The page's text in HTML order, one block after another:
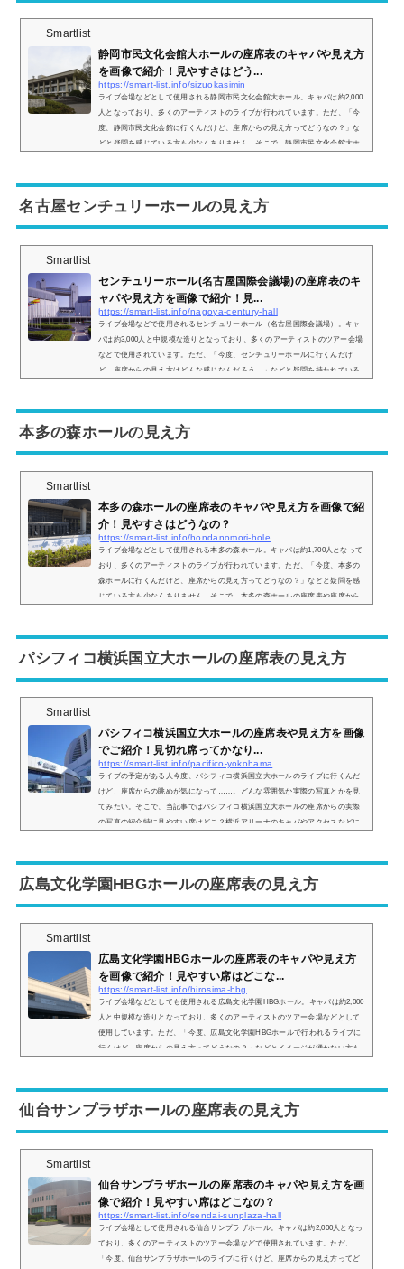
Smartlist
静岡市民文化会館大ホールの座席表のキャパや見え方
を画像で紹介！見やすさはどう...
https://smart-list.info/sizuokasimin
ライブ会場などとして使用される静岡市民文化会館大ホール。キャパは約2,000
人となっており、多くのアーティストのライブが行われています。ただ、「今
度、静岡市民文化会館に行くんだけど、座席からの見え方ってどうなの？」な
どと疑問を感じている方も少なくありません。そこで、静岡市民文化会館大ホ
は？静岡市民文化会館大ホールの座席表の画像は以下の通りです。座席は 1階
席 2...
名古屋センチュリーホールの見え方
Smartlist
センチュリーホール(名古屋国際会議場)の座席表のキ
ャパや見え方を画像で紹介！見...
https://smart-list.info/nagoya-century-hall
ライブ会場などで使用されるセンチュリーホール（名古屋国際会議場）。キャ
パは約3,000人と中規模な造りとなっており、多くのアーティストのツアー会場
などで使用されています。ただ、「今度、センチュリーホールに行くんだけ
ど、座席からの見え方はどんな感じなんだろう…」などと疑問を持たれている
チュリーホール（名古屋国際会議場）の座席表とキャパは？センチュリーホー
ルの座席...
本多の森ホールの見え方
Smartlist
本多の森ホールの座席表のキャパや見え方を画像で紹
介！見やすさはどうなの？
https://smart-list.info/hondanomori-hole
ライブ会場などとして使用される本多の森ホール。キャパは約1,700人となって
おり、多くのアーティストのライブが行われています。ただ、「今度、本多の
森ホールに行くんだけど、座席からの見え方ってどうなの？」などと疑問を感
じている方も少なくありません。そこで、本多の森ホールの座席表や座席から
ただ、...
パシフィコ横浜国立大ホールの座席表の見え方
Smartlist
パシフィコ横浜国立大ホールの座席表や見え方を画像
でご紹介！見切れ席ってかなり...
https://smart-list.info/pacifico-yokohama
ライブの予定がある人今度、パシフィコ横浜国立大ホールのライブに行くんだ
けど、座席からの眺めが気になって……。どんな雰囲気か実際の写真とかを見
てみたい。そこで、当記事ではパシフィコ横浜国立大ホールの座席からの実際
の写真の紹介特に見やすい席はどこ？横浜アリーナのキャパやアクセスなどに
広島文化学園HBGホールの座席表の見え方
Smartlist
広島文化学園HBGホールの座席表のキャパや見え方
を画像で紹介！見やすい席はどこな...
https://smart-list.info/hirosima-hbg
ライブ会場などとしても使用される広島文化学園HBGホール。キャパは約2,000
人と中規模な造りとなっており、多くのアーティストのツアー会場などとして
使用しています。ただ、「今度、広島文化学園HBGホールで行われるライブに
行くけど、座席からの見え方ってどうなの？」などとイメージが湧かない方も
めてみました。広島文化学園HBGホールのアクセス広島文化学園HBGホールの
アクセスは...
仙台サンプラザホールの座席表の見え方
Smartlist
仙台サンプラザホールの座席表のキャパや見え方を画
像で紹介！見やすい席はどこなの？
https://smart-list.info/sendai-sunplaza-hall
ライブ会場として使用される仙台サンプラザホール。キャパは約2,000人となっ
ており、多くのアーティストのツアー会場などで使用されています。ただ、
「今度、仙台サンプラザホールのライブに行くけど、座席からの見え方ってど